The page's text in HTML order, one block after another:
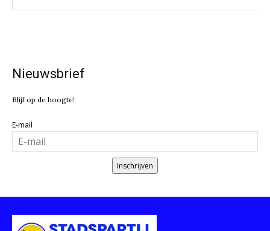
Nieuwsbrief
Blijf op de hoogte!
E-mail
Inschrijven